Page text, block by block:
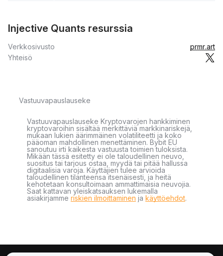
Injective Quants resurssia
Verkkosivusto
prmr.art
Yhteisö
Vastuuvapauslauseke
Vastuuvapauslauseke Kryptovarojen hankkiminen
kryptovaroihin sisältää merkittäviä markkinariskejä,
mukaan lukien äärimmäinen volatiliteetti ja koko
pääoman mahdollinen menettäminen. Bybit EU
sanoutuu irti kaikesta vastuusta toimien tuloksista.
Mikään tässä esitetty ei ole taloudellinen neuvo,
suositus tai tarjous ostaa, myydä tai pitää hallussa
digitaalisia varoja. Käyttäjien tulee arvioida
taloudellinen tilanteensa itsenäisesti, ja heitä
kehotetaan konsultoimaan ammattimaisia neuvojia.
Saat kattavan yleiskatsauksen lukemalla
asiakirjamme riskien ilmoittaminen ja käyttöehdot.